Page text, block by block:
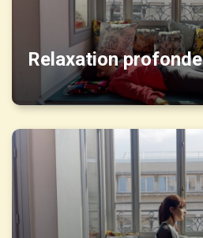
Relaxation profonde